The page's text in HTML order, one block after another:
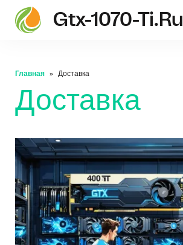
Gtx-1070-Ti.ru
Главная Доставка
Доставка